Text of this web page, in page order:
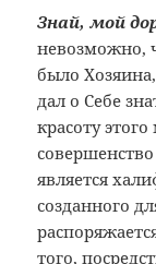
Знай, мой
невозможно,
было
дал о Себе
красоту
является
созданного
того,